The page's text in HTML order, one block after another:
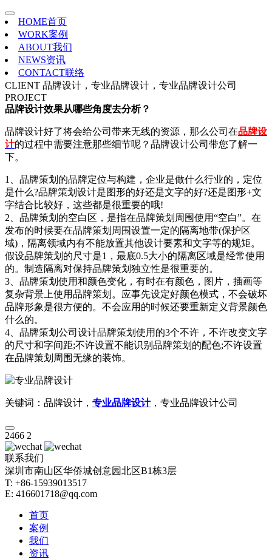
HOME首页
WORK案例
ABOUT我们
NEWS资讯
CONTACT联络
CLIENT 品牌设计，专业品牌设计，专业品牌设计公司
PROJECT
品牌设计效果从哪些角度去分析？
品牌设计好了将会给公司带来无线的资源，那么公司在品牌设
计的过程中需要注意那些细节呢？品牌设计公司带您了解一
下。
1、品牌策划的品牌定位与构建，企业是做什么行业的，定位
是什么?品牌策划设计是图形的好还是文字的好?还是图形+文
字结合比较好，这些都是很重要的哦!
2、品牌策划的空白区，是指在品牌策划周围使用“空白”。在
发布的时候要在品牌策划周围设置一定的隔离地带(保护区
域)，隔离领域内有不能放置其他设计要素和文字等的规矩。
假设品牌策划的尺寸是1，最底0.5大小的隔离区域是经常使用
的。制造隔离对保持品牌策划独立性是很重要的。
3、品牌策划使用和颜色变化，有时在有颜色，图片，插画等
复杂背景上使用品牌策划。应事先设定好颜色模式，不会破坏
品牌形象是很方便的。不会应用的时候还要重新定义背景颜色
什么的。
4、品牌策划公司设计品牌策划使用的3个不许，不许改变文字
的尺寸和字间距;不许设置不能识别品牌策划的配色;不许设置
在品牌策划周围无缘的装饰。
关键词：品牌设计， 专业品牌设计，专业品牌设计公司
2466 2
联系我们
深圳市南山区华侨城创意园北区B1栋3层
T: +86-15939013517
E: 416601718@qq.com
首页
案例
我们
资讯